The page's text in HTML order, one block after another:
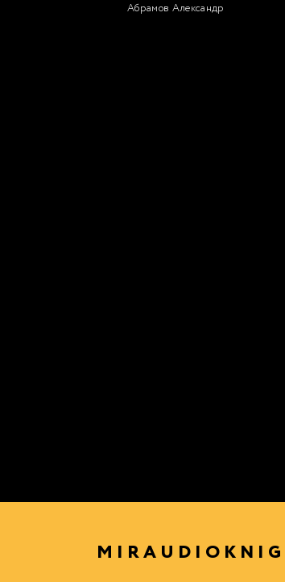
Абрамов Александр
MIRAUDIOKNIG